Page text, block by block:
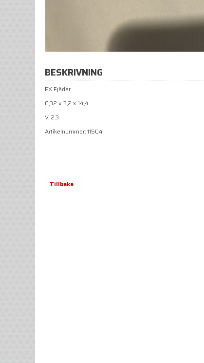
BESKRIVNING
FX Fjäder
0,32 x 3,2 x 14,4
V. 2.3
Artikelnummer: 11504
Tillbaka